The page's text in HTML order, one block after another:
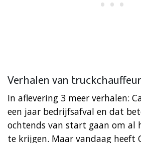
Verhalen van
In aflevering 3 meer verhalen:
een jaar bedrijfsafval en dat
ochtends van start gaan om al
te krijgen. Maar vandaag heeft